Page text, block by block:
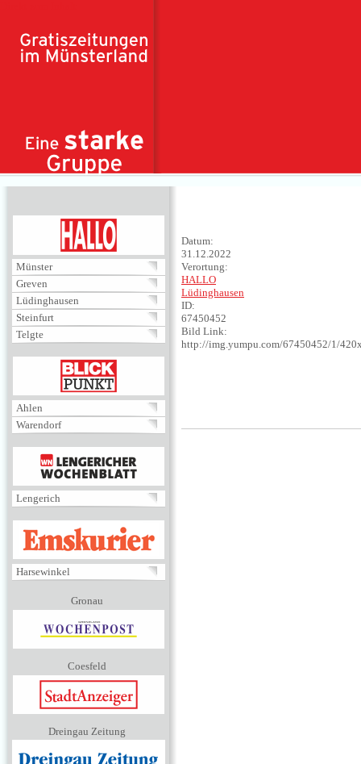
Münster
Greven
Lüdinghausen
Steinfurt
Telgte
BLICKPUNKT
Ahlen
Warendorf
MENÜ
Lengerich
EMSKURIER
Harsewinkel
Gronau
Coesfeld
Dreingau Zeitung
Datum:
31.12.2022
Verortung:
HALLO
Lüdinghausen
ID:
67450452
Bild Link:
http://img.yumpu.com/67450452/1/